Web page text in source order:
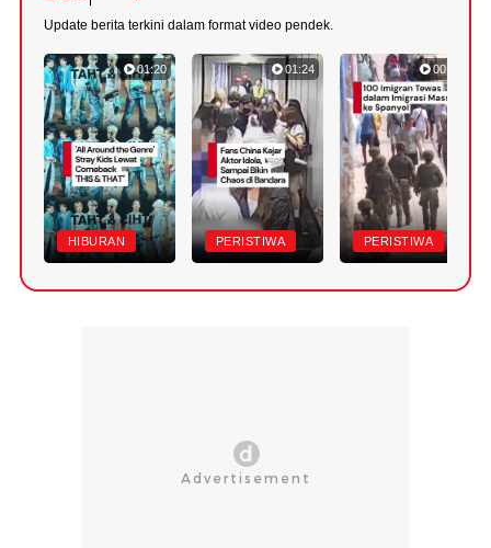
Update berita terkini dalam format video pendek.
01:20
HIBURAN
01:24
PERISTIWA
00:42
PERISTIWA